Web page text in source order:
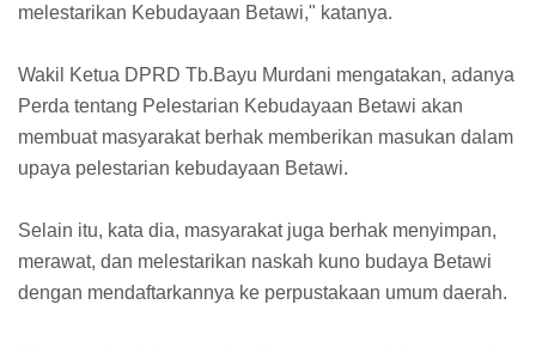
melestarikan Kebudayaan Betawi," katanya.
Wakil Ketua DPRD Tb.Bayu Murdani mengatakan, adanya
Perda tentang Pelestarian Kebudayaan Betawi akan
membuat masyarakat berhak memberikan masukan dalam
upaya pelestarian kebudayaan Betawi.
Selain itu, kata dia, masyarakat juga berhak menyimpan,
merawat, dan melestarikan naskah kuno budaya Betawi
dengan mendaftarkannya ke perpustakaan umum daerah.